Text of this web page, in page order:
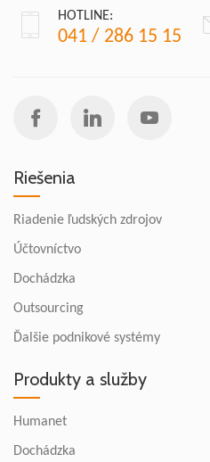
HOTLINE:
041 / 286 15 15
Riešenia
Riadenie ľudských zdrojov
Účtovníctvo
Dochádzka
Outsourcing
Ďalšie podnikové systémy
Produkty a služby
Humanet
Dochádzka